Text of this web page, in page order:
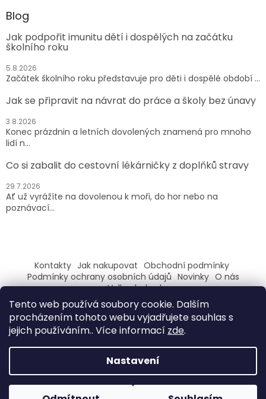
Tento web používá soubory cookie. Dalším
procházením tohoto webu vyjadřujete souhlas s
jejich používáním.. Více informací zde.
Nastavení
Blog
Jak podpořit imunitu dětí i dospělých na začátku
školního roku
5.8.2026
Začátek školního roku představuje pro děti i dospělé období ...
Jak se připravit na návrat do práce a školy bez únavy
3.8.2026
Konec prázdnin a letních dovolených znamená pro mnoho
lidí n...
Co si zabalit do cestovní lékárničky z doplňků stravy
29.7.2026
Ať už vyrážíte na dovolenou k moři, do hor nebo na
poznávací...
Kontakty Jak nakupovat Obchodní podmínky
Podmínky ochrany osobních údajů Novinky O nás
Velkoobchod
ZAREGISTRUJ SE A ZÍSKEJ SLEVU 100,- NA PRVNÍ NÁKUP
Vytvořil Shoptet